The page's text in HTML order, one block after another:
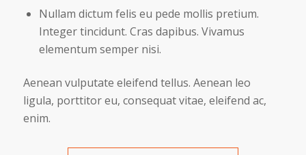
Nullam dictum felis eu pede mollis pretium.
Integer tincidunt. Cras dapibus. Vivamus
elementum semper nisi.
Aenean vulputate eleifend tellus. Aenean leo
ligula, porttitor eu, consequat vitae, eleifend ac,
enim.